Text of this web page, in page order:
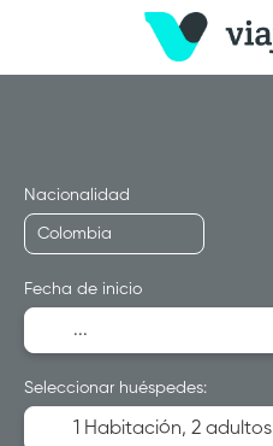
Nacionalidad
Fecha de inicio
Seleccionar huéspedes:
1 Habitación, 2 adultos